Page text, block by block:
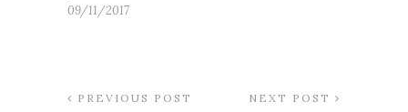
09/11/2017
PREVIOUS POST NEXT POST